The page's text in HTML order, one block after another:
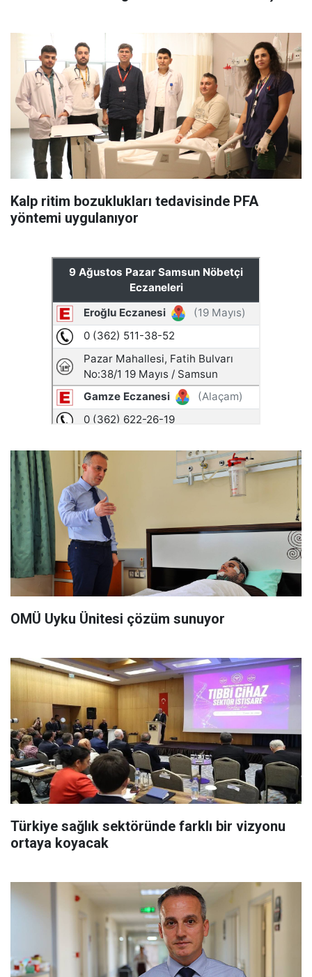
Kalp ritim bozuklukları tedavisinde PFA
yöntemi uygulanıyor
OMÜ Uyku Ünitesi çözüm sunuyor
Türkiye sağlık sektöründe farklı bir vizyonu
ortaya koyacak